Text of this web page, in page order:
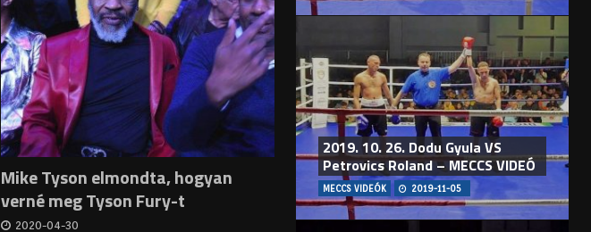
Mike Tyson elmondta, hogyan
verné meg Tyson Fury-t
2020-04-30
2019. 10. 26. Dodu Gyula VS
Petrovics Roland – MECCS VIDEÓ
MECCS VIDEÓK 2019-11-05